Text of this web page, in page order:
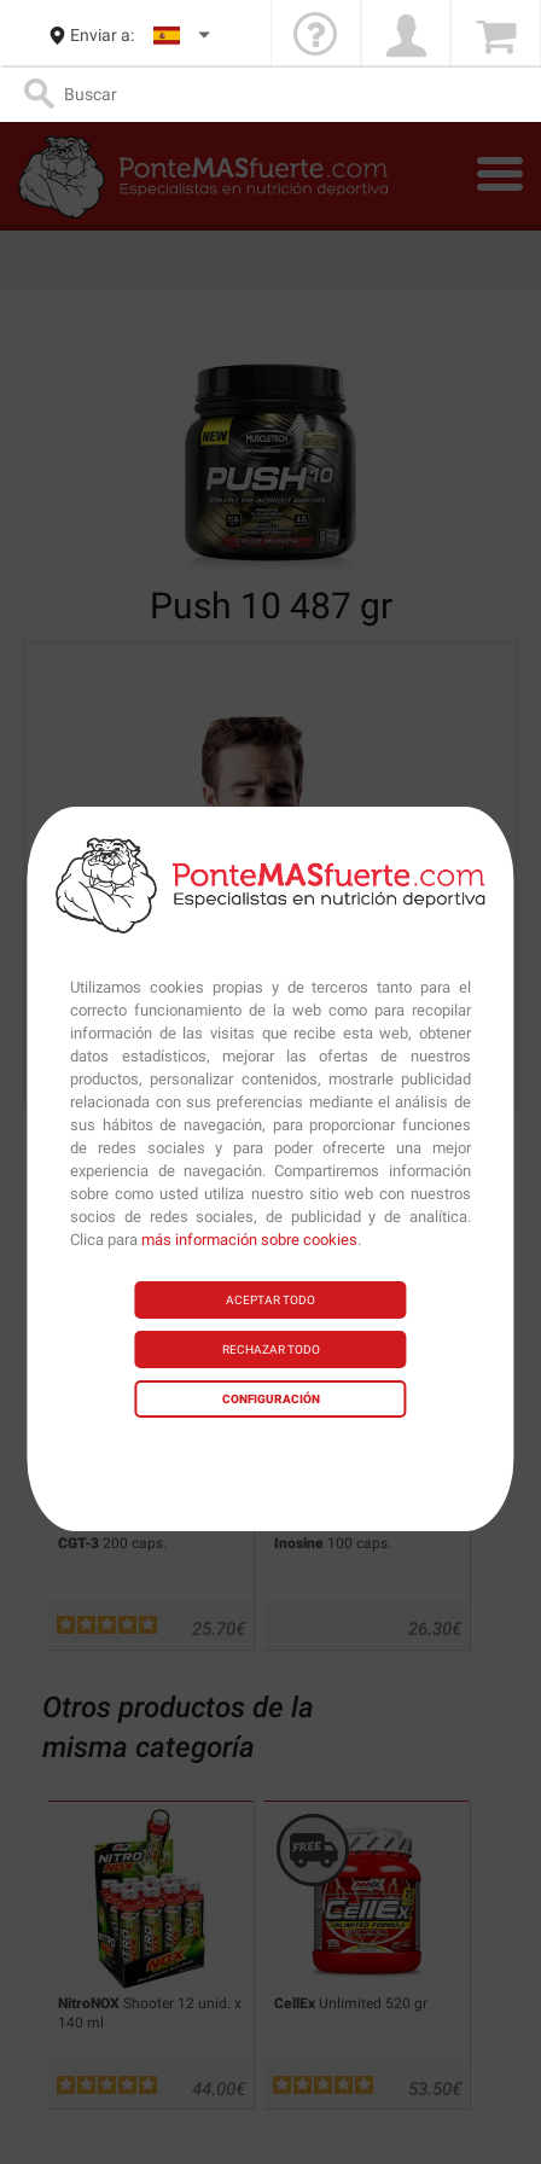
Utilizamos cookies propias y de terceros tanto para el
correcto funcionamiento de la web como para recopilar
información de las visitas que recibe esta web, obtener
datos estadísticos, mejorar las ofertas de nuestros
productos, personalizar contenidos, mostrarle publicidad
relacionada con sus preferencias mediante el análisis de
sus hábitos de navegación, para proporcionar funciones
de redes sociales y para poder ofrecerte una mejor
experiencia de navegación. Compartiremos información
sobre como usted utiliza nuestro sitio web con nuestros
socios de redes sociales, de publicidad y de analítica.
Clica paramás información sobre cookies.
ACEPTAR TODO
RECHAZAR TODO
CONFIGURACIÓN
Enviar a:
Push 10 487 gr
Nuevas versiones y
recomendaciones de
nuestros nutricionistas.
CGT-3 200 caps.
€
25.70
Inosine 100 caps.
€
26.30
Otros productos de la
misma categoría
NitroNOX Shooter 12 unid. x
140 ml
€
44.00
CellEx Unlimited 520 gr
€
53.50